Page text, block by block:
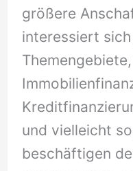
größere
interessiert
und vielleicht
beschäftigen